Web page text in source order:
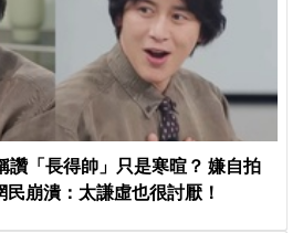
讚「長得帥」只是寒暄？ 嫌自拍
崩潰：太謙虛也很討厭！